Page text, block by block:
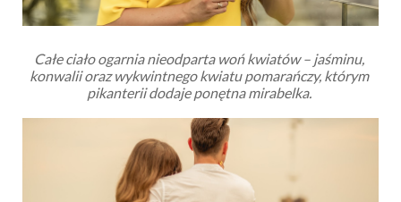
Całe ciało ogarnia nieodparta woń kwiatów – jaśminu,
konwalii oraz wykwintnego kwiatu pomarańczy, którym
pikanterii dodaje ponętna mirabelka.